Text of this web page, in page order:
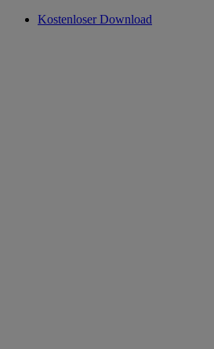
Kostenloser Download